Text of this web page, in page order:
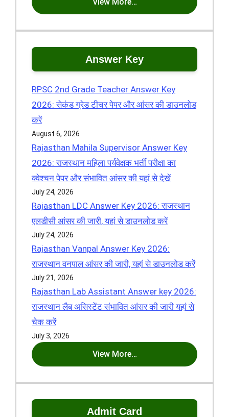
Answer Key
RPSC 2nd Grade Teacher Answer Key
2026: सेकंड ग्रेड टीचर पेपर और आंसर की डाउनलोड
करें
August 6, 2026
Rajasthan Mahila Supervisor Answer Key
2026: राजस्थान महिला पर्यवेक्षक भर्ती परीक्षा का
क्वेश्चन पेपर और संभावित आंसर की यहां से देखें
July 24, 2026
Rajasthan LDC Answer Key 2026: राजस्थान
एलडीसी आंसर की जारी, यहां से डाउनलोड करें
July 24, 2026
Rajasthan Vanpal Answer Key 2026:
राजस्थान वनपाल आंसर की जारी, यहां से डाउनलोड करें
July 21, 2026
Rajasthan Lab Assistant Answer key 2026:
राजस्थान लैब असिस्टेंट संभावित आंसर की जारी यहां से
चेक करें
July 3, 2026
View More…
Admit Card